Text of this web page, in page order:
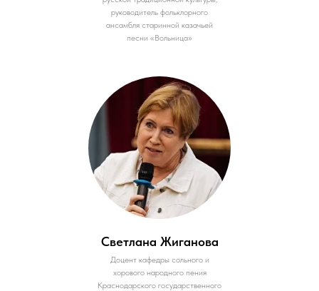
руководитель фольклорного
ансамбля старинной казачьей
песни «Вольница»
Светлана Жиганова
Доцент кафедры сольного и
хорового народного пения
Краснодарского государственного